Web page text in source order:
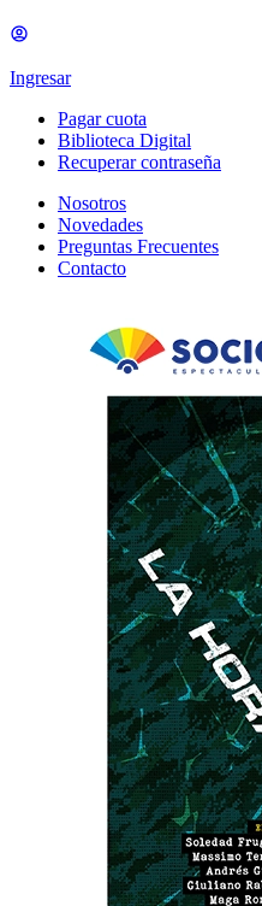
Ingresar
Pagar cuota
Biblioteca Digital
Recuperar contraseña
Nosotros
Novedades
Preguntas Frecuentes
Contacto